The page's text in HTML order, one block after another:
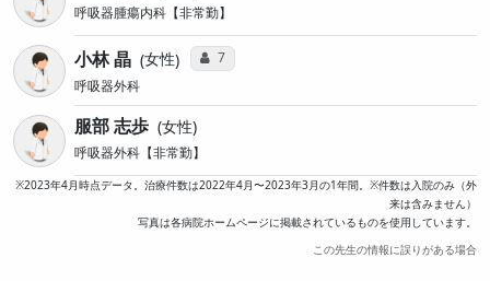
呼吸器腫瘍内科【非常勤】
小林 晶 女性 コミュニケーション・タイプ投票数
7
呼吸器外科
服部 志歩 女性
呼吸器外科【非常勤】
※2023年4月時点データ。治療件数は2022年4月〜2023年3月の1年間。※件数は入院のみ（外
来は含みません）
写真は各病院ホームページに掲載されているものを使用しています。
この先生の情報に誤りがある場合